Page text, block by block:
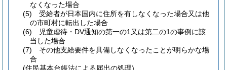
なくなった場合
(5)
受給者が日本国内に住所を有しなくなった場合又は他
の市町村に転出した場合
(6)
児童虐待・DV通知の第一の1又は第二の1の事例に該
当した場合
(7)
その他支給要件を具備しなくなったことが明らかな場
合
(住民基本台帳法による届出の処理)